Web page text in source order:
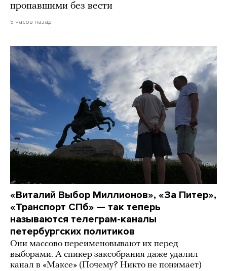
пропавшими без вести
5 часов назад
«Виталий Выбор Миллионов», «За Питер»,
«Транспорт СПб» — так теперь
называются телеграм-каналы
петербургских политиков
Они массово переименовывают их перед
выборами. А спикер заксобрания даже удалил
канал в «Максе» (Почему? Никто не понимает)